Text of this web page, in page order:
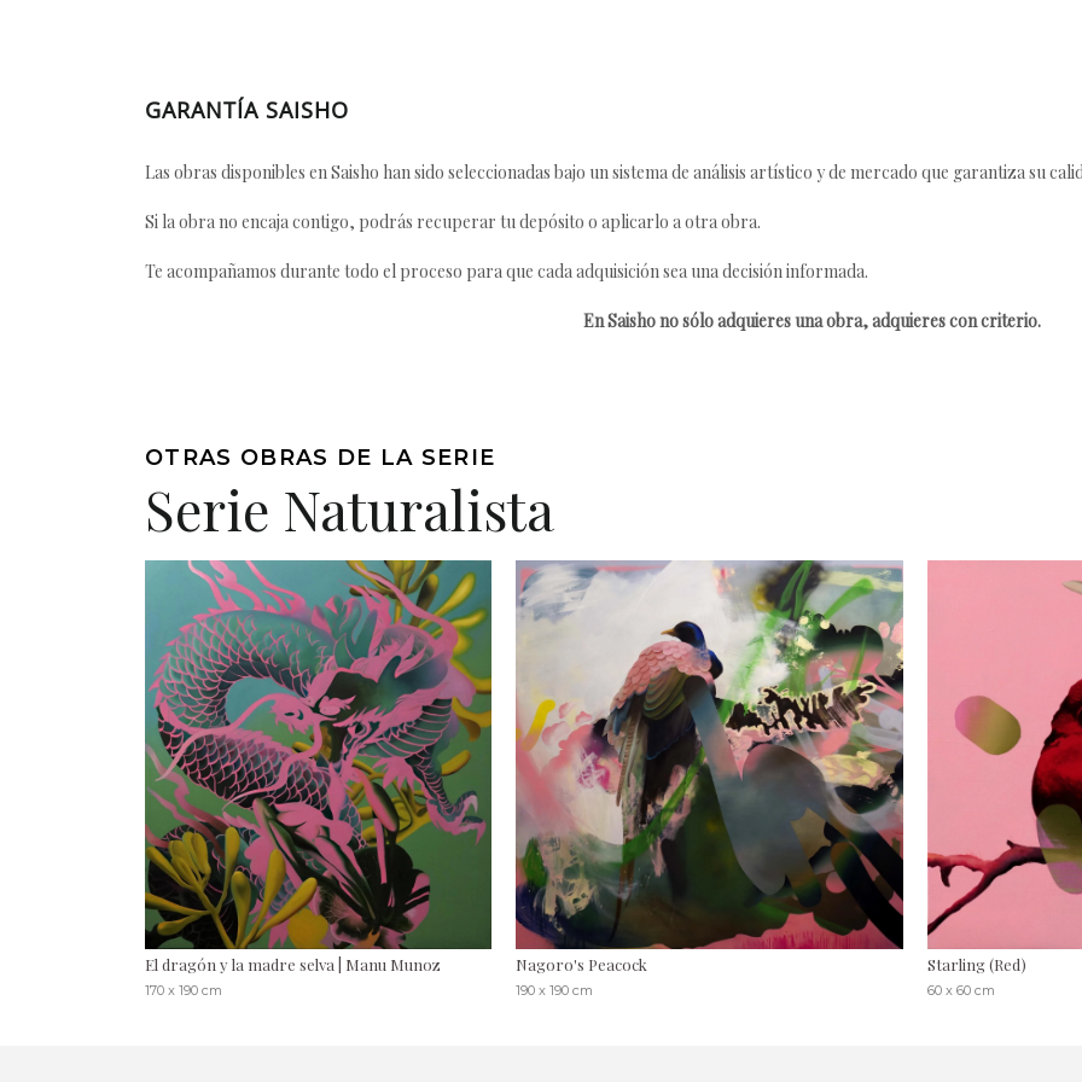
GARANTÍA SAISHO
Las obras disponibles en Saisho han sido seleccionadas bajo un sistema de análisis artístico y de mercado que garantiza su
Si la obra no encaja contigo, podrás recuperar tu depósito o aplicarlo a otra obra.
Te acompañamos durante todo el proceso para que cada adquisición sea una decisión informada.
En Saisho no sólo adquieres una obra, adquieres con criterio.
OTRAS OBRAS DE LA SERIE
Serie Naturalista
El dragón y la madre selva | Manu Munoz
170 x 190 cm
Nagoro's Peacock
190 x 190 cm
Starling (Red)
60 x 60 cm